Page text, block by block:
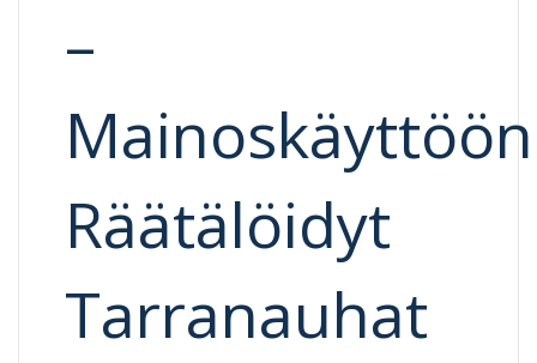
–
Mainoskäyttöön
Räätälöidyt
Tarranauhat